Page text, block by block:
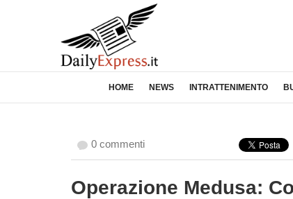
HOME NEWS INTRATTENIMENTO
0 commenti
Operazione Medusa: